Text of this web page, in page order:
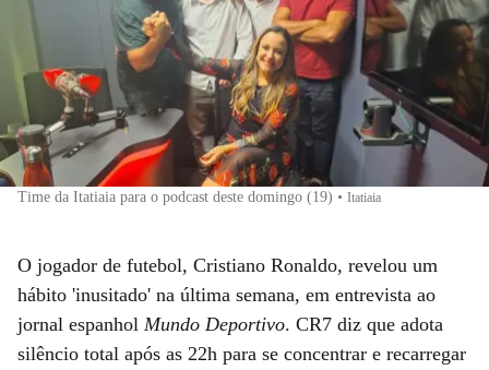
Time da Itatiaia para o podcast deste domingo (19) • Itatiaia
O jogador de futebol, Cristiano Ronaldo, revelou um
hábito 'inusitado' na última semana, em entrevista ao
jornal espanhol Mundo Deportivo. CR7 diz que adota
silêncio total após as 22h para se concentrar e recarregar